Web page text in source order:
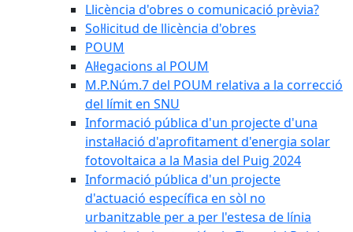
Llicència d'obres o comunicació prèvia?
Sol·licitud de llicència d'obres
POUM
Al·legacions al POUM
M.P.Núm.7 del POUM relativa a la correcció
del límit en SNU
Informació pública d'un projecte d'una
instal·lació d'aprofitament d'energia solar
fotovoltaica a la Masia del Puig 2024
Informació pública d'un projecte
d'actuació específica en sòl no
urbanitzable per a per l'estesa de línia